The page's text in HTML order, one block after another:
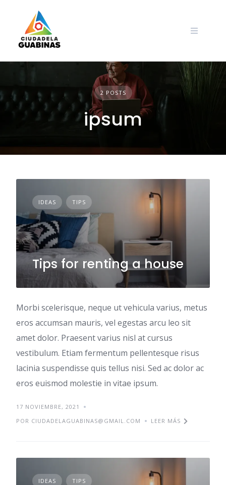
content
2 POSTS
ipsum
IDEAS TIPS
Tips for renting a house
Morbi scelerisque, neque ut vehicula varius, metus
eros accumsan mauris, vel egestas arcu leo sit
amet dolor. Praesent varius nisl at cursus
vestibulum. Etiam fermentum pellentesque risus
lacinia suspendisse quis tellus nisi. Sed ac dolor ac
eros euismod molestie in vitae ipsum.
17 NOVIEMBRE, 2021
POR CIUDADELAGUABINAS@GMAIL.COM
LEER MÁS
IDEAS TIPS